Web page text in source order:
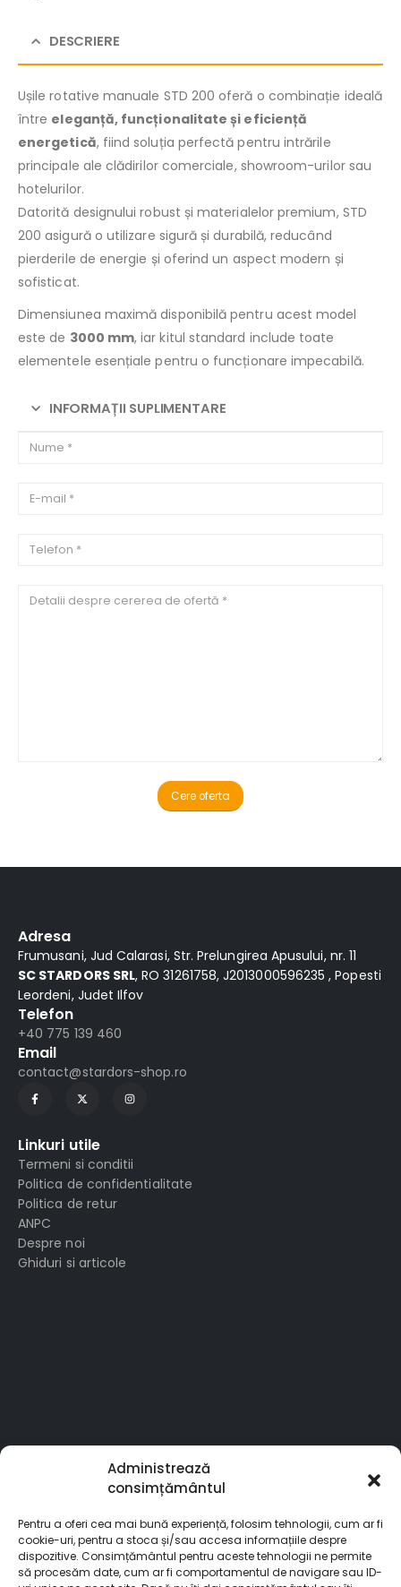
Administrează
consimțământul
Pentru a oferi cea mai bună experiență, folosim tehnologii, cum ar fi
cookie-uri, pentru a stoca și/sau accesa informațiile despre
dispozitive. Consimțământul pentru aceste tehnologii ne permite
să procesăm date, cum ar fi comportamentul de navigare sau ID-
DESCRIERE
Ușile rotative manuale STD 200 oferă o combinație ideală
între eleganță, funcționalitate și eficiență
energetică, fiind soluția perfectă pentru intrările
principale ale clădirilor comerciale, showroom-urilor sau
hotelurilor.
Datorită designului robust și materialelor premium, STD
200 asigură o utilizare sigură și durabilă, reducând
pierderile de energie și oferind un aspect modern și
sofisticat.
Dimensiunea maximă disponibilă pentru acest model
este de 3000 mm, iar kitul standard include toate
elementele esențiale pentru o funcționare impecabilă.
INFORMAȚII SUPLIMENTARE
Adresa
Frumusani, Jud Calarasi, Str. Prelungirea Apusului, nr. 11
SC STARDORS SRL, RO 31261758, J2013000596235 , Popesti
Leordeni, Judet Ilfov
Telefon
+40 775 139 460
Email
contact@stardors-shop.ro
Linkuri utile
Termeni si conditii
Politica de confidentialitate
Politica de retur
ANPC
Despre noi
Ghiduri si articole